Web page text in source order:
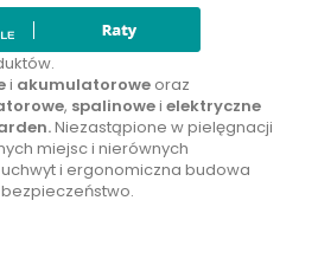
i akumulatorowe oraz
, spalinowei elektryczne
Niezastąpione w pielęgnacji
miejsc i nierównych
i ergonomiczna budowa